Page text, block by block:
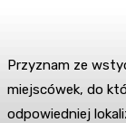
Przyznam ze
miejscówek, do
odpowiedniej